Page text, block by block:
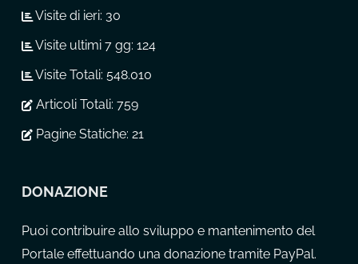
Visite di ieri: 30
Visite ultimi 7 gg: 124
Visite Totali: 548.010
Articoli Totali: 759
Pagine Statiche: 21
DONAZIONE
Puoi contribuire allo sviluppo e mantenimento del
Portale effettuando una donazione tramite PayPal.